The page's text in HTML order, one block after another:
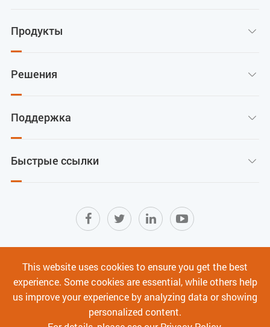
Продукты 
Решения 
Поддержка 
Быстрые ссылки 
Карта сайта Условия использования
Политика конфиденциальности
|
Кибербезопасность
Авторское право ©
This website uses cookies to ensure you get the best
experience. Some cookies are essential, while others help
us improve your experience by analyzing data or showing
personalized content.